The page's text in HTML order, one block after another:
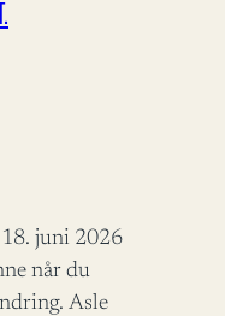
juni 2026
når du
Asle